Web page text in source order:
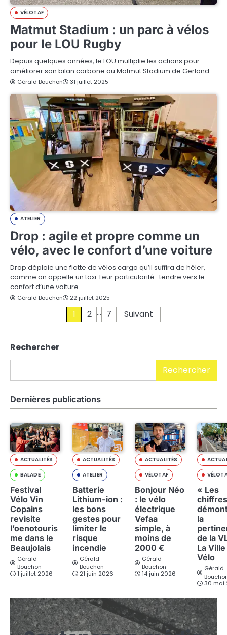
VÉLOTAF
Matmut Stadium : un parc à vélos
pour le LOU Rugby
Depuis quelques années, le LOU multiplie les actions pour
améliorer son bilan carbone au Matmut Stadium de Gerland
Gérald Bouchon 31 juillet 2025
ATELIER
Drop : agile et propre comme un
vélo, avec le confort d’une voiture
Drop déploie une flotte de vélos cargo qu’il suffira de héler,
comme on appelle un taxi. Leur particularité : tendre vers le
confort d’une voiture…
Gérald Bouchon 22 juillet 2025
g
a
t
i
o
n
d
e
s
p
u
l
i
1 2 … 7 Suivant
Rechercher
Rechercher
Dernières publications
ACTUALITÉS
BALADE
Festival
Vélo Vin
Copains
revisite
l’oenotouris
me dans le
Beaujolais
Gérald
Bouchon
1 juillet 2026
ACTUALITÉS
ATELIER
Batterie
Lithium-ion :
les bons
gestes pour
limiter le
risque
incendie
Gérald
Bouchon
21 juin 2026
ACTUALITÉS
VÉLOTAF
Bonjour Néo
: le vélo
électrique
Vefaa
simple, à
moins de
2000 €
Gérald
Bouchon
14 juin 2026
« Les
chiffres
la
de la
La Ville
Vélo
Gérald
30 mai